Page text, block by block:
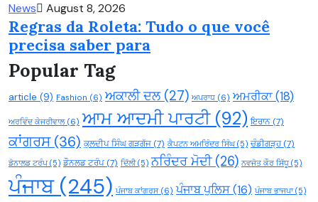
News August 8, 2026
Regras da Roleta: Tudo o que você
precisa saber para
Popular Tag
article (9) Fashion (6) ਅਕਾਲੀ ਦਲ(27) ਅਪਰਾਧ (6) ਅਮਰੀਕਾ(18)
ਅਰਵਿੰਦ ਕੇਜਰੀਵਾਲ(6) ਆਮ ਆਦਮੀ ਪਾਰਟੀ(92) ਇਰਾਨ (7)
ਕਾਂਗਰਸ(36) ਕੁਲਦੀਪ ਸਿੰਘ ਗੜਗੱਜ (7) ਕੈਪਟਨ ਅਮਰਿੰਦਰ ਸਿੰਘ(5) ਚੰਡੀਗੜ੍ਹ(7)
ਡੋਨਾਲਡ ਟਰੰਪ(5) ਡੌਨਲਡ ਟਰੰਪ (7) ਦਿੱਲੀ(5) ਨਰਿੰਦਰ ਮੋਦੀ(26) ਨਵਜੋਤ ਕੌਰ ਸਿੱਧੂ (5)
ਪੰਜਾਬ(245) ਪੰਜਾਬ ਕਾਂਗਰਸ(6) ਪੰਜਾਬ ਪੁਲਿਸ(16) ਪੰਜਾਬ ਭਾਜਪਾ(5)